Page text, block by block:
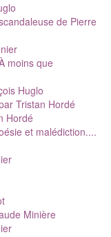
de Pierre
moins que
Huglo
Tristan Hordé
Hordé
et malédiction....
Minière